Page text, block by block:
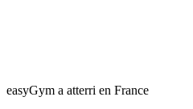
easyGym a atterri en France